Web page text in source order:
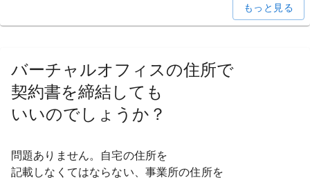
もっと見る
バーチャルオフィスの住所で
契約書を締結しても
いいのでしょうか？
問題ありません。 自宅の住所を
記載しなくてはならない、 事業所の住所を